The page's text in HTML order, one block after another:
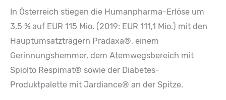
In Österreich stiegen die Humanpharma-Erlöse um
3,5 % auf EUR 115 Mio. (2019: EUR 111,1 Mio.) mit den
Hauptumsatzträgern Pradaxa®, einem
Gerinnungshemmer, dem Atemwegsbereich mit
Spiolto Respimat® sowie der Diabetes-
Produktpalette mit Jardiance® an der Spitze.